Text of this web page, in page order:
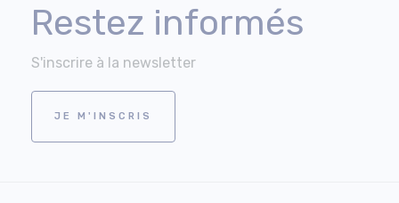
Restez informés
S'inscrire à la newsletter
JE M'INSCRIS